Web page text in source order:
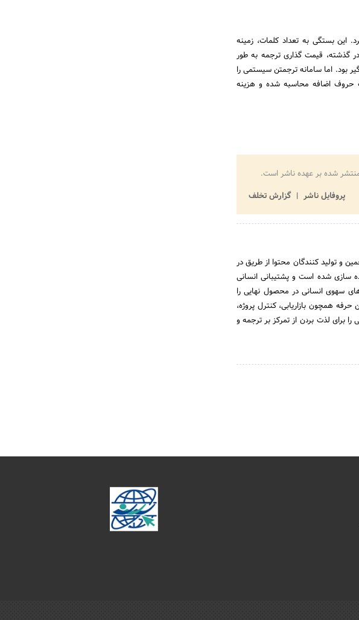
این بستگی به تعداد کلمات، زمینه
گذشته، قیمت گذاری ترجمه به طور
اما سامانه ترجمتن سیستمی را
حروف اضافه محاسبه شده و هزینه
شده بر عهده ناشر است.
پروفایل ناشر
گزارش تخلف
و تولید کنندگان محتوا از طریق در
سازی شده است و پشتیبانی انسانی
سهوی انسانی در محصول نهایی را
همچون بازاریابی، کنترل پروژه،
برای لذت بردن از تمرکز بر ترجمه و